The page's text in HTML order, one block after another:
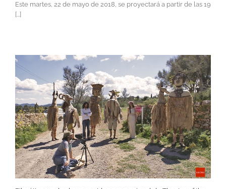
Este martes, 22 de mayo de 2018, se proyectará a partir de las 19
[...]